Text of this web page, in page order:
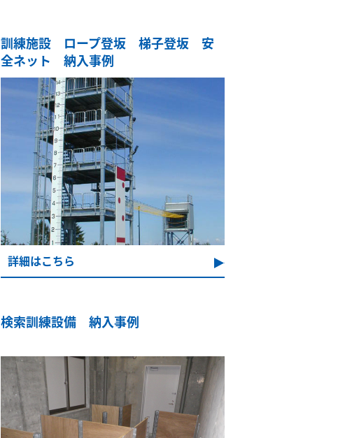
訓練施設 ロープ登坂 梯子登坂 安
全ネット 納入事例
詳細はこちら
検索訓練設備 納入事例